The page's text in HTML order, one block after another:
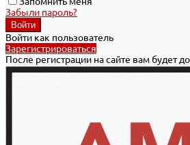
Забыли пароль?
Войти как пользователь
Зарегистрироваться
После регистрации на сайте вам будет